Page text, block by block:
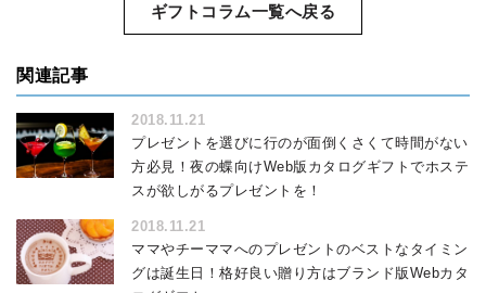
ギフトコラム一覧へ戻る
関連記事
2018.11.21
プレゼントを選びに行のが面倒くさくて時間がない
方必見！夜の蝶向けWeb版カタログギフトでホステ
スが欲しがるプレゼントを！
2018.11.21
ママやチーママへのプレゼントのベストなタイミン
グは誕生日！格好良い贈り方はブランド版Webカタ